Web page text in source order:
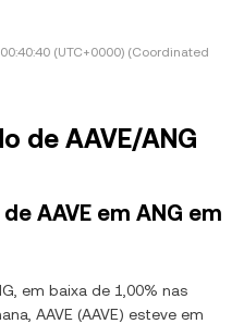
(UTC+0000) (Coordinated
de AAVE/ANG
AAVE em ANG em
em baixa de 1,00% nas
AAVE (AAVE) esteve em